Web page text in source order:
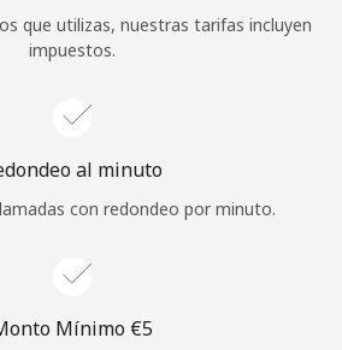
¿Olvidaste tu contraseña? →
Iniciar Sesión
que utilizas, nuestras tarifas incluyen
impuestos.
al minuto
con redondeo por minuto.
Mínimo ⁦€5⁩